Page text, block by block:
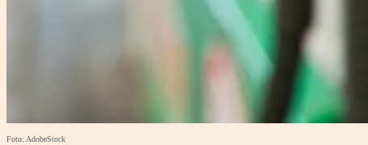
Foto: AdobeStock